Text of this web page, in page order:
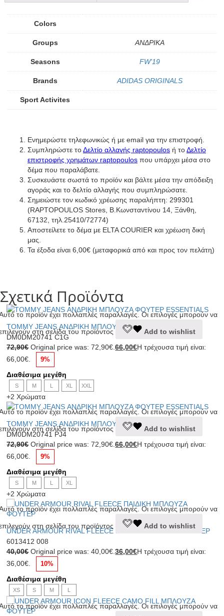
Colors
Groups ΑΝΔΡΙΚΑ
Seasons FW'19
Brands ADIDAS ORIGINALS
Sport Activites
Ενημερώστε τηλεφωνικώς ή με email για την επιστροφή.
Συμπληρώστε τοΔελτίο αλλαγής raptopoulos ή τοΔελτίο
επιστροφής χρημάτων raptopoulos που υπάρχει μέσα στο
δέμα που παραλάβατε.
Συσκευάστε σωστά το προϊόν και βάλτε μέσα την απόδειξη
αγοράς και το δελτίο αλλαγής που συμπληρώσατε.
Σημειώστε τον κωδικό χρέωσης παραλήπτη: 299301
(RAPTOPOULOS Stores, Β.Κωνσταντίνου 14, Ξάνθη,
67132, τηλ.25410/72774)
Αποστείλετε το δέμα με ELTA COURIER και χρέωση δική
μας.
Τα έξοδα είναι 6,00€ (μεταφορικά από και προς τον πελάτη)
Σχετικά Προϊόντα
το προϊόν έχει πολλαπλές παραλλαγές. Οι επιλογές μπορούν να
στη σελίδα του προϊόντος Add to wishlist
TOMMY JEANS ΑΝΔΡΙΚΗ ΜΠΛΟΥΖΑ ΦΟΥΤΕΡ ESSENTIALS
DM0DM20741 C1G
72,90€ Original price was: 72,90€.66,00€Η τρέχουσα τιμή είναι:
66,00€.
9%
Διαθέσιμα μεγέθη
S M L XL XXL
+2 Χρώματα
το προϊόν έχει πολλαπλές παραλλαγές. Οι επιλογές μπορούν να
στη σελίδα του προϊόντος Add to wishlist
TOMMY JEANS ΑΝΔΡΙΚΗ ΜΠΛΟΥΖΑ ΦΟΥΤΕΡ ESSENTIALS
DM0DM20741 PJ4
72,90€ Original price was: 72,90€.66,00€Η τρέχουσα τιμή είναι:
66,00€.
9%
Διαθέσιμα μεγέθη
S M L XL
+2 Χρώματα
το προϊόν έχει πολλαπλές παραλλαγές. Οι επιλογές μπορούν να
στη σελίδα του προϊόντος Add to wishlist
UNDER ARMOUR RIVAL FLEECE ΠΑΙΔΙΚΗ ΜΠΛΟΥΖΑ ΦΟΥΤΕΡ
6013412 008
40,00€ Original price was: 40,00€.36,00€Η τρέχουσα τιμή είναι:
36,00€.
10%
Διαθέσιμα μεγέθη
XS S M L
το προϊόν έχει πολλαπλές παραλλαγές. Οι επιλογές μπορούν να